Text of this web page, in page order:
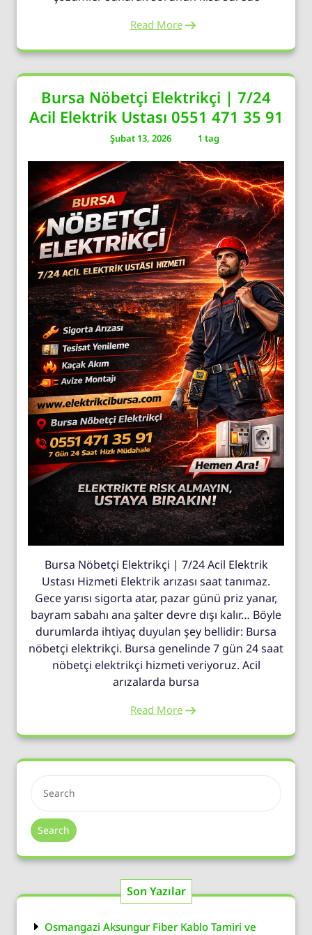
Read More
Bursa Nöbetçi Elektrikçi | 7/24
Acil Elektrik Ustası 0551 471 35 91
Şubat 13, 2026 1 tag
Bursa Nöbetçi Elektrikçi | 7/24 Acil Elektrik
Ustası Hizmeti Elektrik arızası saat tanımaz.
Gece yarısı sigorta atar, pazar günü priz yanar,
bayram sabahı ana şalter devre dışı kalır… Böyle
durumlarda ihtiyaç duyulan şey bellidir: Bursa
nöbetçi elektrikçi. Bursa genelinde 7 gün 24 saat
nöbetçi elektrikçi hizmeti veriyoruz. Acil
arızalarda bursa
Read More
Search
Son Yazılar
Osmangazi Aksungur Fiber Kablo Tamiri ve